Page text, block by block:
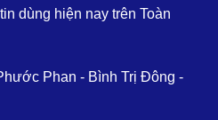
dùng hiện nay trên Toàn
Phan - Bình Trị Đông -